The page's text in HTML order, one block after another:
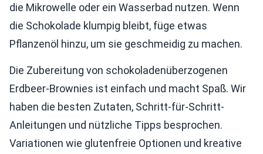
die Mikrowelle oder ein Wasserbad nutzen. Wenn
die Schokolade klumpig bleibt, füge etwas
Pflanzenöl hinzu, um sie geschmeidig zu machen.
Die Zubereitung von schokoladenüberzogenen
Erdbeer-Brownies ist einfach und macht Spaß. Wir
haben die besten Zutaten, Schritt-für-Schritt-
Anleitungen und nützliche Tipps besprochen.
Variationen wie glutenfreie Optionen und kreative